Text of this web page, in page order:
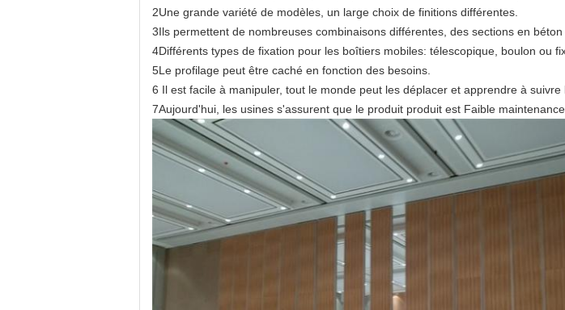
2Une grande variété de modèles, un large choix de finitions différentes.
3Ils permettent de nombreuses combinaisons différentes, des sections en béton
4Différents types de fixation pour les boîtiers mobiles: télescopique, boulon ou
5Le profilage peut être caché en fonction des besoins.
6 Il est facile à manipuler, tout le monde peut les déplacer et apprendre à
7Aujourd'hui, les usines s'assurent que le produit produit est Faible maintenance.